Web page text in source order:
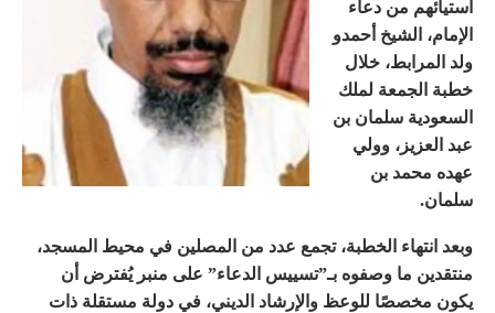
استيائهم من دعاء
الإمام، الشيخ أحمدو
ولد المرابط، خلال
خطبة الجمعة لملك
السعودية سلمان بن
عبد العزيز، وولي
عهده محمد بن
سلمان.
وبعد انتهاء الخطبة، تجمع عدد من المصلين في محيط المسجد،
منتقدين ما وصفوه بـ”تسييس الدعاء” على منبر يُفترض أن
يكون مخصصًا للوعظ والإرشاد الديني، في دولة مستقلة ذات